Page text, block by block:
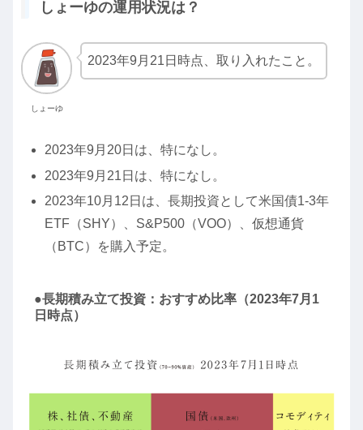
しょーゆの運用状況は？
しょーゆ
2023年9月21日時点、取り入れたこと。
2023年9月20日は、特になし。
2023年9月21日は、特になし。
2023年10月12日は、長期投資として米国債1-3年
ETF（SHY）、S&P500（VOO）、仮想通貨
（BTC）を購入予定。
●長期積み立て投資：おすすめ比率（2023年7月1
日時点）